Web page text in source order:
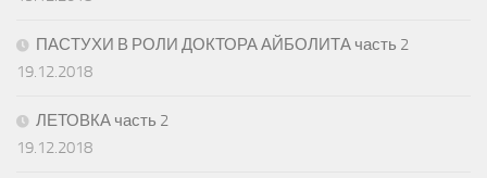
ПАСТУХИ В РОЛИ ДОКТОРА АЙБОЛИТА часть 2
19.12.2018
ЛЕТОВКА часть 2
19.12.2018